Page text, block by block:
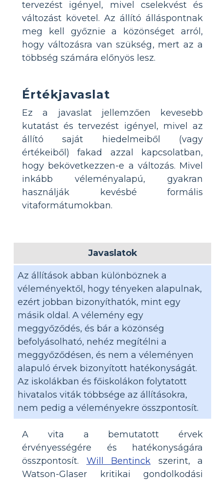
tervezést igényel, mivel cselekvést és
változást követel. Az állító álláspontnak
meg kell győznie a közönséget arról,
hogy változásra van szükség, mert az a
többség számára előnyös lesz.
Értékjavaslat
Ez a javaslat jellemzően kevesebb
kutatást és tervezést igényel, mivel az
állító saját hiedelmeiből (vagy
értékeiből) fakad azzal kapcsolatban,
hogy bekövetkezzen-e a változás. Mivel
inkább véleményalapú, gyakran
használják kevésbé formális
vitaformátumokban.
Javaslatok
Az állítások abban különböznek a
véleményektől, hogy tényeken alapulnak,
ezért jobban bizonyíthatók, mint egy
másik oldal. A vélemény egy
meggyőződés, és bár a közönség
befolyásolható, nehéz megítélni a
meggyőződésen, és nem a véleményen
alapuló érvek bizonyított hatékonyságát.
Az iskolákban és főiskolákon folytatott
hivatalos viták többsége az állításokra,
nem pedig a véleményekre összpontosít.
A vita a bemutatott érvek
érvényességére és hatékonyságára
összpontosít. Will Bentinck szerint, a
Watson-Glaser kritikai gondolkodási